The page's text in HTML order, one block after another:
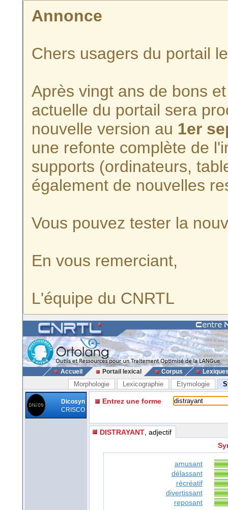
Annonce
Chers usagers du portail
Après vingt ans de bons
actuelle du portail sera
nouvelle version au 1er
une refonte complète de
supports (ordinateurs,
également de nouvelles
Vous pouvez tester la
En vous remerciant,
L'équipe du CNRTL
Accueil Portail lexical Corpus
Morphologie Lexicographie Etymologie
Dicosyn
CRISCO
Entrez une forme
DISTRAYANT , adjectif
amusant
délassant
récréatif
divertissant
reposant